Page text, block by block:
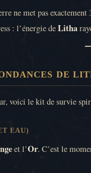
ne met pas
: l’énergie deLitha
DE
voici le kit de survie
EAU)
et l’Or. C’est le